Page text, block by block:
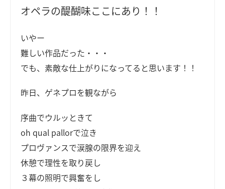
オペラの醍醐味ここにあり！！
いやー
難しい作品だった・・・
でも、素敵な仕上がりになってると思います！！
昨日、ゲネプロを観ながら
序曲でウルッときて
oh qual pallorで泣き
プロヴァンスで涙腺の限界を迎え
休憩で理性を取り戻し
３幕の照明で興奮をし